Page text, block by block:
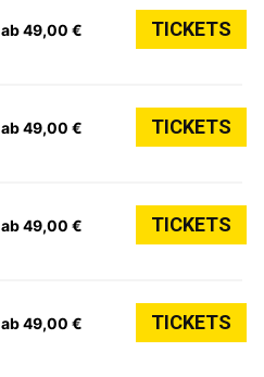
ab 49,00 € TICKETS
ab 49,00 € TICKETS
ab 49,00 € TICKETS
ab 49,00 € TICKETS